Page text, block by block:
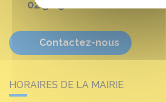
02 38 90 11 16
Contactez-nous
HORAIRES DE LA MAIRIE